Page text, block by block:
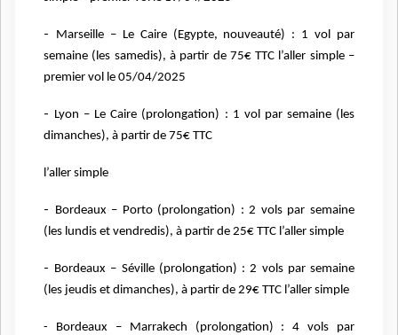
-
Marseille – Le Caire (Egypte, nouveauté) : 1 vol par
semaine (les samedis), à partir de 75€ TTC l’aller simple –
premier vol le 05/04/2025
- Lyon – Le Caire (prolongation) : 1 vol par semaine (les
dimanches), à partir de 75€ TTC
l’aller simple
-
Bordeaux – Porto (prolongation) : 2 vols par semaine
(les lundis et vendredis), à partir de 25€ TTC l’aller simple
- Bordeaux – Séville (prolongation) : 2 vols par semaine
(les jeudis et dimanches), à partir de 29€ TTC l’aller simple
- Bordeaux – Marrakech (prolongation) : 4 vols par